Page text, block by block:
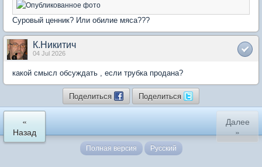
Суровый ценник? Или обилие мяса???
К.Никитич
04 Jul 2026
какой смысл обсуждать , если трубка продана?
Поделиться Поделиться
«
Назад
Далее
»
Полная версия Русский